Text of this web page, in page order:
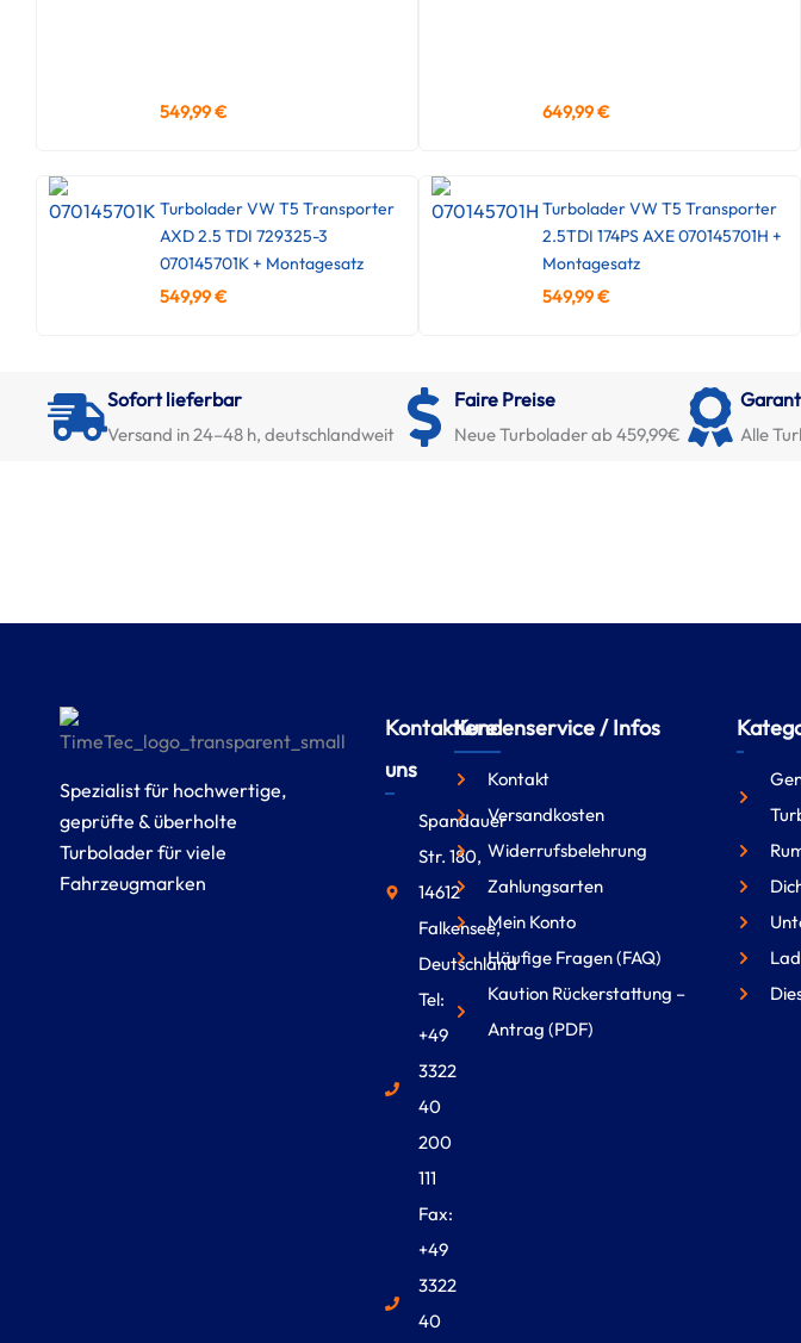
549,99€ 649,99€
Turbolader VW T5 Transporter
AXD 2.5 TDI 729325-3
070145701K + Montagesatz
549,99€
Turbolader VW T5 Transporter
2.5TDI 174PS AXE 070145701H +
Montagesatz
549,99€
Sofort lieferbar
Versand in 24–48 h, deutschlandweit
Faire Preise
Neue Turbolader ab 459,99€ Alle
Spezialist für hochwertige,
geprüfte & überholte
Turbolader für viele
Fahrzeugmarken
Kontaktiere
uns
Spandauer
Str. 180,
14612
Falkensee,
Deutschland
Tel:
+49
3322
40
200
111
Fax:
+49
3322
40
Kundenservice / Infos
Kontakt
Versandkosten
Widerrufsbelehrung
Zahlungsarten
Mein Konto
Häufige Fragen (FAQ)
Kaution Rückerstattung –
Antrag (PDF)